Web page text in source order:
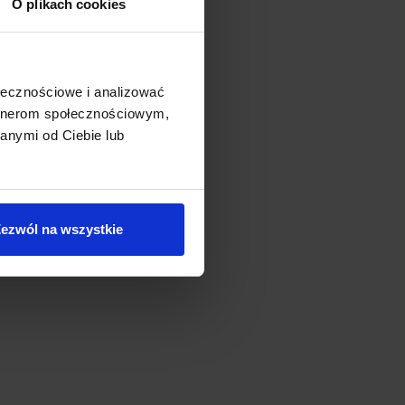
O plikach cookies
i analizować
społecznościowym,
od Ciebie lub
na wszystkie